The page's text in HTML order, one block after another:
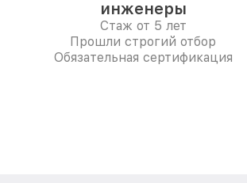
инженеры
Стаж от 5 лет
Прошли строгий отбор
Обязательная сертификация